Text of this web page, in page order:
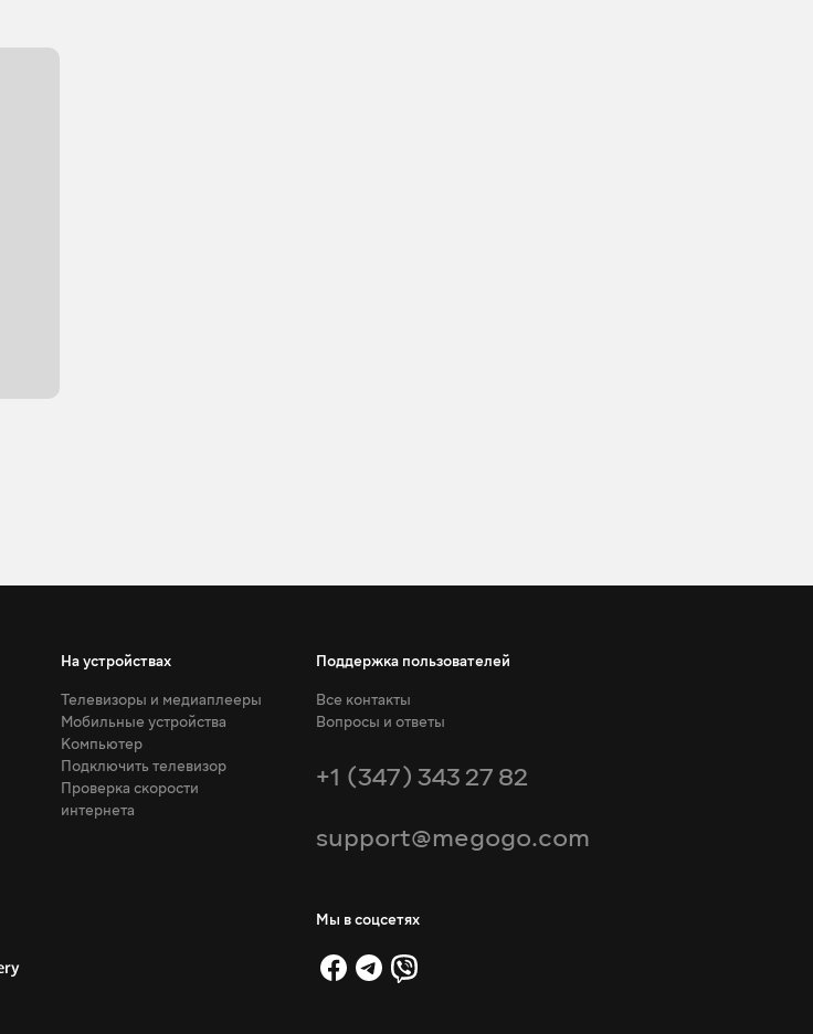
На устройствах
Телевизоры и медиаплееры
Мобильные устройства
Компьютер
Подключить телевизор
Проверка скорости
интернета
Поддержка пользователей
Все контакты
Вопросы и ответы
+1 (347) 343 27 82
support@megogo.com
Мы в соцсетях